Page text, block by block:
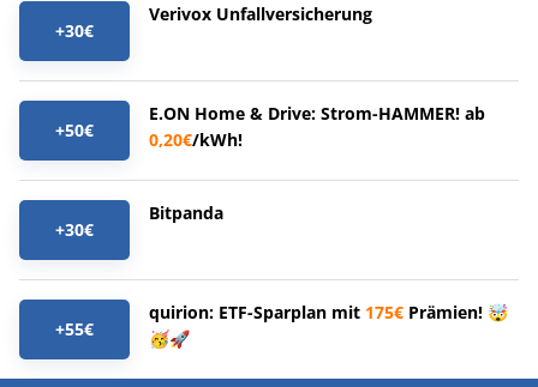
+30€
Verivox Unfallversicherung
+50€
E.ON Home & Drive: Strom-HAMMER! ab
0,20€/kWh!
+30€
Bitpanda
+55€
quirion: ETF-Sparplan mit 175€ Prämien! 🤯
🥳🚀